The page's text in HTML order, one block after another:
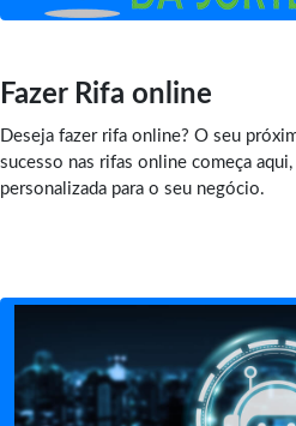
Fazer Rifa online
Deseja fazer rifa online? O seu
sucesso nas rifas online começa
personalizada para o seu negócio.